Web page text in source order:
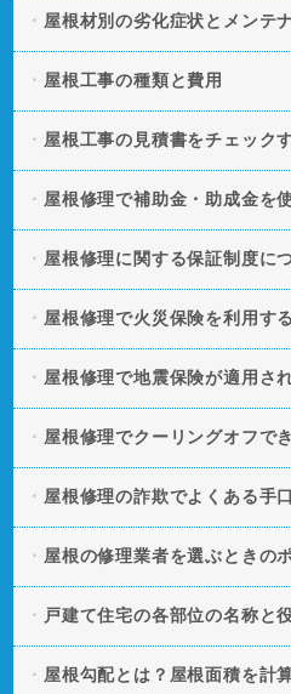
屋根材別の劣化症状とメンテ
屋根工事の種類と費用
屋根工事の見積書をチェック
屋根修理で補助金・助成金を
屋根修理に関する保証制度に
屋根修理で火災保険を利用す
屋根修理で地震保険が適用さ
屋根修理でクーリングオフで
屋根修理の詐欺でよくある手
屋根の修理業者を選ぶときの
戸建て住宅の各部位の名称と
屋根勾配とは？屋根面積を計